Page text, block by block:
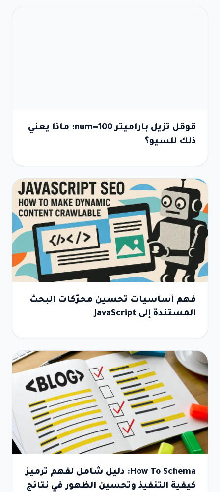
قوقل تزيل باراميتر num=100: ماذا يعني
ذلك للسيو؟
فهم أساسيات تحسين محرّكات البحث
المستندة إلى JavaScript
How To Schema: دليل شامل لفهم ترميز
كيفية التنفيذ وتحسين الظهور في نتائج